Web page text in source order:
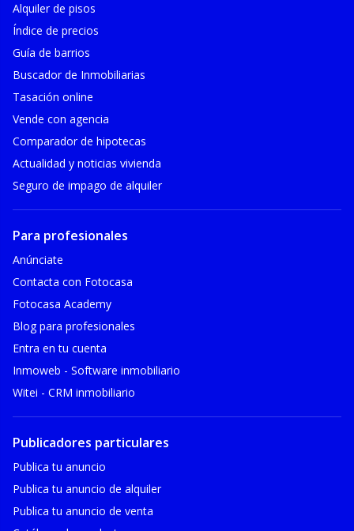
Alquiler de pisos
Índice de precios
Guía de barrios
Buscador de Inmobiliarias
Tasación online
Vende con agencia
Comparador de hipotecas
Actualidad y noticias vivienda
Seguro de impago de alquiler
Para profesionales
Anúnciate
Contacta con Fotocasa
Fotocasa Academy
Blog para profesionales
Entra en tu cuenta
Inmoweb - Software inmobiliario
Witei - CRM inmobiliario
Publicadores particulares
Publica tu anuncio
Publica tu anuncio de alquiler
Publica tu anuncio de venta